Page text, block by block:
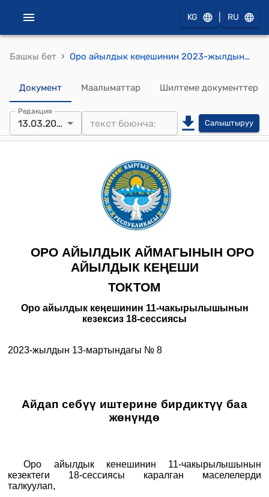
KG RU
Башкы бет › Оро айылдык кеңешинин 2023-жылдын 13-мартындагы № 8 "Айдап себүү иштерине бирдиктүү баа жөнүндө" токтому
Документ Маалыматтар Шилтеме документтер
Редакция
13.03.2023 Салыштыруу